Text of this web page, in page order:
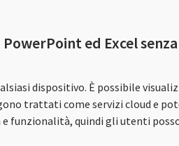
ed Excel
dispositivo. È possibile
trattati come servizi cloud e
funzionalità, quindi gli utenti